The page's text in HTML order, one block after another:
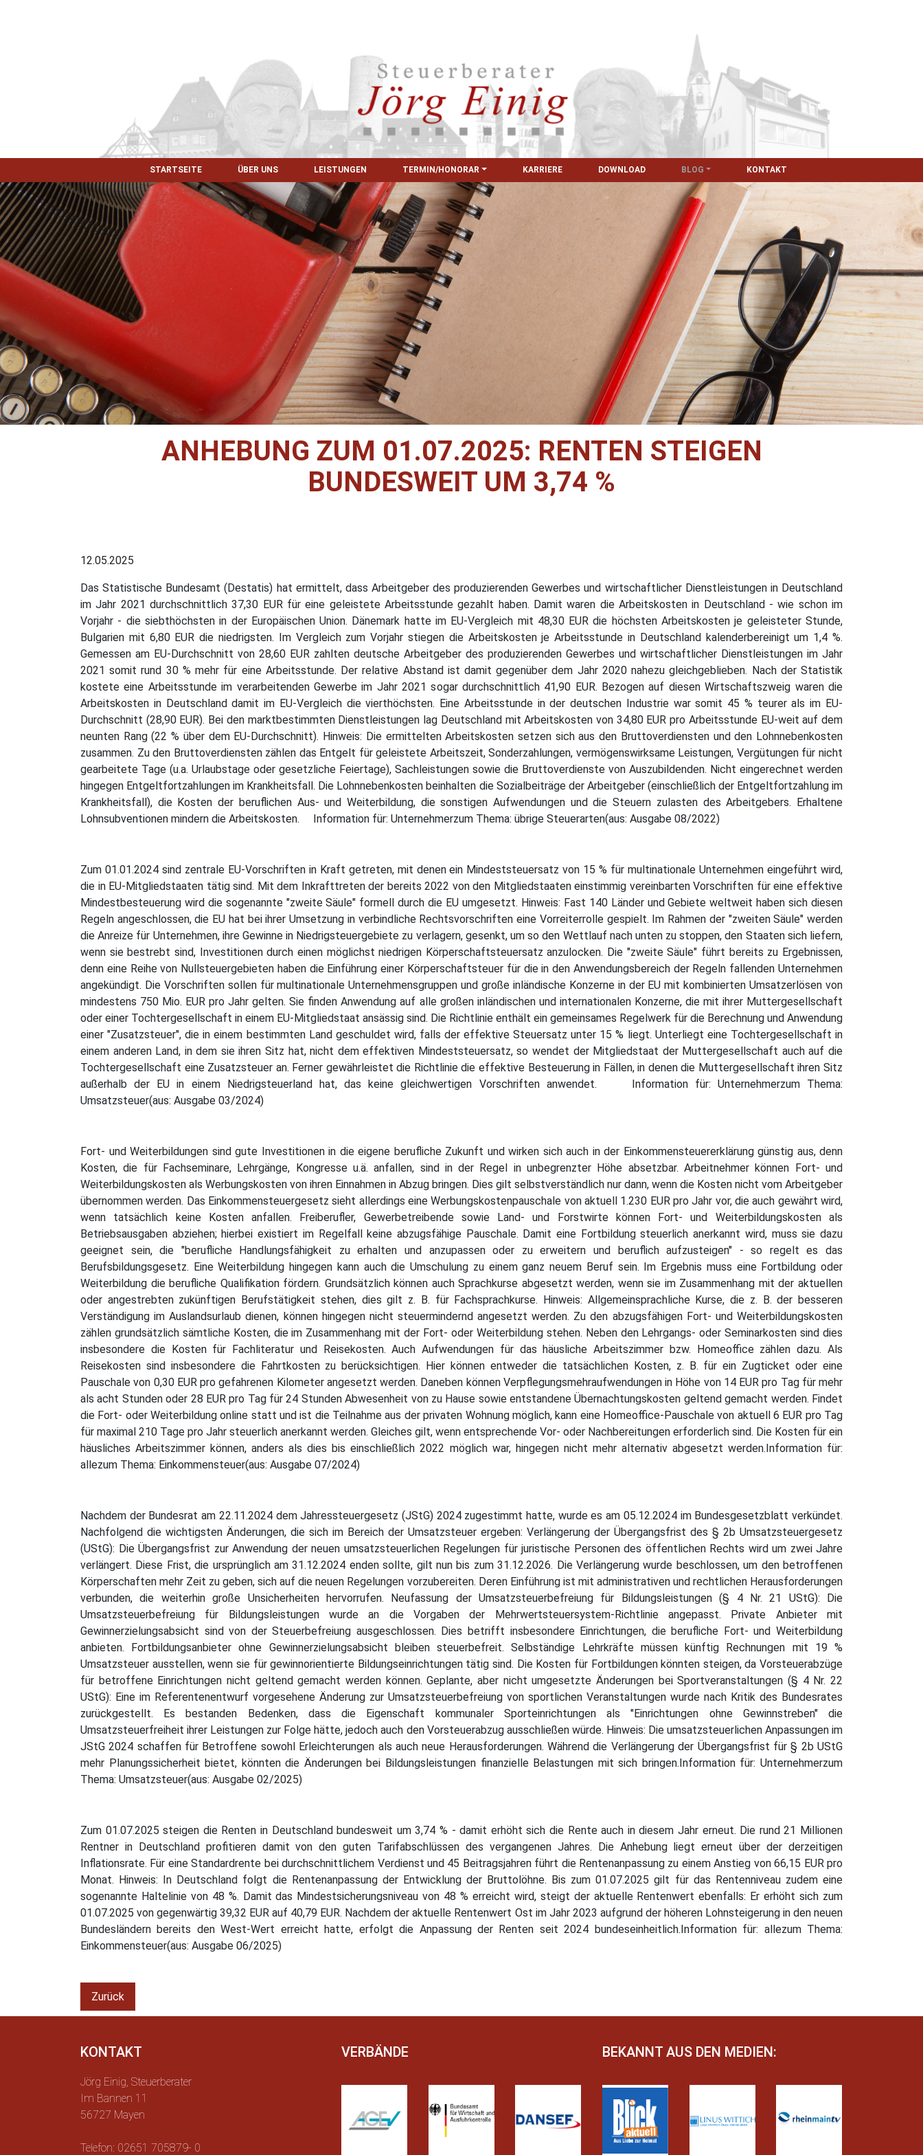
STARTSEITE ÜBER UNS LEISTUNGEN TERMIN/HONORAR KARRIERE DOWNLOAD BLOG KONTAKT
ANHEBUNG ZUM 01.07.2025: RENTEN STEIGEN
BUNDESWEIT UM 3,74 %
12.05.2025
Das Statistische Bundesamt (Destatis) hat ermittelt, dass Arbeitgeber des produzierenden Gewerbes und wirtschaftlicher Dienstleistungen in Deutschland
im Jahr 2021 durchschnittlich 37,30 EUR für eine geleistete Arbeitsstunde gezahlt haben. Damit waren die Arbeitskosten in Deutschland - wie schon im
Vorjahr - die siebthöchsten in der Europäischen Union. Dänemark hatte im EU-Vergleich mit 48,30 EUR die höchsten Arbeitskosten je geleisteter Stunde,
Bulgarien mit 6,80 EUR die niedrigsten. Im Vergleich zum Vorjahr stiegen die Arbeitskosten je Arbeitsstunde in Deutschland kalenderbereinigt um 1,4 %.
Gemessen am EU-Durchschnitt von 28,60 EUR zahlten deutsche Arbeitgeber des produzierenden Gewerbes und wirtschaftlicher Dienstleistungen im Jahr
2021 somit rund 30 % mehr für eine Arbeitsstunde. Der relative Abstand ist damit gegenüber dem Jahr 2020 nahezu gleichgeblieben. Nach der Statistik
kostete eine Arbeitsstunde im verarbeitenden Gewerbe im Jahr 2021 sogar durchschnittlich 41,90 EUR. Bezogen auf diesen Wirtschaftszweig waren die
Arbeitskosten in Deutschland damit im EU-Vergleich die vierthöchsten. Eine Arbeitsstunde in der deutschen Industrie war somit 45 % teurer als im EU-
Durchschnitt (28,90 EUR). Bei den marktbestimmten Dienstleistungen lag Deutschland mit Arbeitskosten von 34,80 EUR pro Arbeitsstunde EU-weit auf dem
neunten Rang (22 % über dem EU-Durchschnitt). Hinweis: Die ermittelten Arbeitskosten setzen sich aus den Bruttoverdiensten und den Lohnnebenkosten
zusammen. Zu den Bruttoverdiensten zählen das Entgelt für geleistete Arbeitszeit, Sonderzahlungen, vermögenswirksame Leistungen, Vergütungen für nicht
gearbeitete Tage (u.a. Urlaubstage oder gesetzliche Feiertage), Sachleistungen sowie die Bruttoverdienste von Auszubildenden. Nicht eingerechnet werden
hingegen Entgeltfortzahlungen im Krankheitsfall. Die Lohnnebenkosten beinhalten die Sozialbeiträge der Arbeitgeber (einschließlich der Entgeltfortzahlung im
Krankheitsfall), die Kosten der beruflichen Aus- und Weiterbildung, die sonstigen Aufwendungen und die Steuern zulasten des Arbeitgebers. Erhaltene
Lohnsubventionen mindern die Arbeitskosten. Information für: Unternehmerzum Thema: übrige Steuerarten(aus: Ausgabe 08/2022)
Zum 01.01.2024 sind zentrale EU-Vorschriften in Kraft getreten, mit denen ein Mindeststeuersatz von 15 % für multinationale Unternehmen eingeführt wird,
die in EU-Mitgliedstaaten tätig sind. Mit dem Inkrafttreten der bereits 2022 von den Mitgliedstaaten einstimmig vereinbarten Vorschriften für eine effektive
Mindestbesteuerung wird die sogenannte "zweite Säule" formell durch die EU umgesetzt. Hinweis: Fast 140 Länder und Gebiete weltweit haben sich diesen
Regeln angeschlossen, die EU hat bei ihrer Umsetzung in verbindliche Rechtsvorschriften eine Vorreiterrolle gespielt. Im Rahmen der "zweiten Säule" werden
die Anreize für Unternehmen, ihre Gewinne in Niedrigsteuergebiete zu verlagern, gesenkt, um so den Wettlauf nach unten zu stoppen, den Staaten sich liefern,
wenn sie bestrebt sind, Investitionen durch einen möglichst niedrigen Körperschaftsteuersatz anzulocken. Die "zweite Säule" führt bereits zu Ergebnissen,
denn eine Reihe von Nullsteuergebieten haben die Einführung einer Körperschaftsteuer für die in den Anwendungsbereich der Regeln fallenden Unternehmen
angekündigt. Die Vorschriften sollen für multinationale Unternehmensgruppen und große inländische Konzerne in der EU mit kombinierten Umsatzerlösen von
mindestens 750 Mio. EUR pro Jahr gelten. Sie finden Anwendung auf alle großen inländischen und internationalen Konzerne, die mit ihrer Muttergesellschaft
oder einer Tochtergesellschaft in einem EU-Mitgliedstaat ansässig sind. Die Richtlinie enthält ein gemeinsames Regelwerk für die Berechnung und Anwendung
einer "Zusatzsteuer", die in einem bestimmten Land geschuldet wird, falls der effektive Steuersatz unter 15 % liegt. Unterliegt eine Tochtergesellschaft in
einem anderen Land, in dem sie ihren Sitz hat, nicht dem effektiven Mindeststeuersatz, so wendet der Mitgliedstaat der Muttergesellschaft auch auf die
Tochtergesellschaft eine Zusatzsteuer an. Ferner gewährleistet die Richtlinie die effektive Besteuerung in Fällen, in denen die Muttergesellschaft ihren Sitz
außerhalb der EU in einem Niedrigsteuerland hat, das keine gleichwertigen Vorschriften anwendet. Information für: Unternehmerzum Thema:
Umsatzsteuer(aus: Ausgabe 03/2024)
Fort- und Weiterbildungen sind gute Investitionen in die eigene berufliche Zukunft und wirken sich auch in der Einkommensteuererklärung günstig aus, denn
Kosten, die für Fachseminare, Lehrgänge, Kongresse u.ä. anfallen, sind in der Regel in unbegrenzter Höhe absetzbar. Arbeitnehmer können Fort- und
Weiterbildungskosten als Werbungskosten von ihren Einnahmen in Abzug bringen. Dies gilt selbstverständlich nur dann, wenn die Kosten nicht vom Arbeitgeber
übernommen werden. Das Einkommensteuergesetz sieht allerdings eine Werbungskostenpauschale von aktuell 1.230 EUR pro Jahr vor, die auch gewährt wird,
wenn tatsächlich keine Kosten anfallen. Freiberufler, Gewerbetreibende sowie Land- und Forstwirte können Fort- und Weiterbildungskosten als
Betriebsausgaben abziehen; hierbei existiert im Regelfall keine abzugsfähige Pauschale. Damit eine Fortbildung steuerlich anerkannt wird, muss sie dazu
geeignet sein, die "berufliche Handlungsfähigkeit zu erhalten und anzupassen oder zu erweitern und beruflich aufzusteigen" - so regelt es das
Berufsbildungsgesetz. Eine Weiterbildung hingegen kann auch die Umschulung zu einem ganz neuem Beruf sein. Im Ergebnis muss eine Fortbildung oder
Weiterbildung die berufliche Qualifikation fördern. Grundsätzlich können auch Sprachkurse abgesetzt werden, wenn sie im Zusammenhang mit der aktuellen
oder angestrebten zukünftigen Berufstätigkeit stehen, dies gilt z. B. für Fachsprachkurse. Hinweis: Allgemeinsprachliche Kurse, die z. B. der besseren
Verständigung im Auslandsurlaub dienen, können hingegen nicht steuermindernd angesetzt werden. Zu den abzugsfähigen Fort- und Weiterbildungskosten
zählen grundsätzlich sämtliche Kosten, die im Zusammenhang mit der Fort- oder Weiterbildung stehen. Neben den Lehrgangs- oder Seminarkosten sind dies
insbesondere die Kosten für Fachliteratur und Reisekosten. Auch Aufwendungen für das häusliche Arbeitszimmer bzw. Homeoffice zählen dazu. Als
Reisekosten sind insbesondere die Fahrtkosten zu berücksichtigen. Hier können entweder die tatsächlichen Kosten, z. B. für ein Zugticket oder eine
Pauschale von 0,30 EUR pro gefahrenen Kilometer angesetzt werden. Daneben können Verpflegungsmehraufwendungen in Höhe von 14 EUR pro Tag für mehr
als acht Stunden oder 28 EUR pro Tag für 24 Stunden Abwesenheit von zu Hause sowie entstandene Übernachtungskosten geltend gemacht werden. Findet
die Fort- oder Weiterbildung online statt und ist die Teilnahme aus der privaten Wohnung möglich, kann eine Homeoffice-Pauschale von aktuell 6 EUR pro Tag
für maximal 210 Tage pro Jahr steuerlich anerkannt werden. Gleiches gilt, wenn entsprechende Vor- oder Nachbereitungen erforderlich sind. Die Kosten für ein
häusliches Arbeitszimmer können, anders als dies bis einschließlich 2022 möglich war, hingegen nicht mehr alternativ abgesetzt werden.Information für:
allezum Thema: Einkommensteuer(aus: Ausgabe 07/2024)
Nachdem der Bundesrat am 22.11.2024 dem Jahressteuergesetz (JStG) 2024 zugestimmt hatte, wurde es am 05.12.2024 im Bundesgesetzblatt verkündet.
Nachfolgend die wichtigsten Änderungen, die sich im Bereich der Umsatzsteuer ergeben: Verlängerung der Übergangsfrist des § 2b Umsatzsteuergesetz
(UStG): Die Übergangsfrist zur Anwendung der neuen umsatzsteuerlichen Regelungen für juristische Personen des öffentlichen Rechts wird um zwei Jahre
verlängert. Diese Frist, die ursprünglich am 31.12.2024 enden sollte, gilt nun bis zum 31.12.2026. Die Verlängerung wurde beschlossen, um den betroffenen
Körperschaften mehr Zeit zu geben, sich auf die neuen Regelungen vorzubereiten. Deren Einführung ist mit administrativen und rechtlichen Herausforderungen
verbunden, die weiterhin große Unsicherheiten hervorrufen. Neufassung der Umsatzsteuerbefreiung für Bildungsleistungen (§ 4 Nr. 21 UStG): Die
Umsatzsteuerbefreiung für Bildungsleistungen wurde an die Vorgaben der Mehrwertsteuersystem-Richtlinie angepasst. Private Anbieter mit
Gewinnerzielungsabsicht sind von der Steuerbefreiung ausgeschlossen. Dies betrifft insbesondere Einrichtungen, die berufliche Fort- und Weiterbildung
anbieten. Fortbildungsanbieter ohne Gewinnerzielungsabsicht bleiben steuerbefreit. Selbständige Lehrkräfte müssen künftig Rechnungen mit 19 %
Umsatzsteuer ausstellen, wenn sie für gewinnorientierte Bildungseinrichtungen tätig sind. Die Kosten für Fortbildungen könnten steigen, da Vorsteuerabzüge
für betroffene Einrichtungen nicht geltend gemacht werden können. Geplante, aber nicht umgesetzte Änderungen bei Sportveranstaltungen (§ 4 Nr. 22
UStG): Eine im Referentenentwurf vorgesehene Änderung zur Umsatzsteuerbefreiung von sportlichen Veranstaltungen wurde nach Kritik des Bundesrates
zurückgestellt. Es bestanden Bedenken, dass die Eigenschaft kommunaler Sporteinrichtungen als "Einrichtungen ohne Gewinnstreben" die
Umsatzsteuerfreiheit ihrer Leistungen zur Folge hätte, jedoch auch den Vorsteuerabzug ausschließen würde. Hinweis: Die umsatzsteuerlichen Anpassungen im
JStG 2024 schaffen für Betroffene sowohl Erleichterungen als auch neue Herausforderungen. Während die Verlängerung der Übergangsfrist für § 2b UStG
mehr Planungssicherheit bietet, könnten die Änderungen bei Bildungsleistungen finanzielle Belastungen mit sich bringen.Information für: Unternehmerzum
Thema: Umsatzsteuer(aus: Ausgabe 02/2025)
Zum 01.07.2025 steigen die Renten in Deutschland bundesweit um 3,74 % - damit erhöht sich die Rente auch in diesem Jahr erneut. Die rund 21 Millionen
Rentner in Deutschland profitieren damit von den guten Tarifabschlüssen des vergangenen Jahres. Die Anhebung liegt erneut über der derzeitigen
Inflationsrate. Für eine Standardrente bei durchschnittlichem Verdienst und 45 Beitragsjahren führt die Rentenanpassung zu einem Anstieg von 66,15 EUR pro
Monat. Hinweis: In Deutschland folgt die Rentenanpassung der Entwicklung der Bruttolöhne. Bis zum 01.07.2025 gilt für das Rentenniveau zudem eine
sogenannte Haltelinie von 48 %. Damit das Mindestsicherungsniveau von 48 % erreicht wird, steigt der aktuelle Rentenwert ebenfalls: Er erhöht sich zum
01.07.2025 von gegenwärtig 39,32 EUR auf 40,79 EUR. Nachdem der aktuelle Rentenwert Ost im Jahr 2023 aufgrund der höheren Lohnsteigerung in den neuen
Bundesländern bereits den West-Wert erreicht hatte, erfolgt die Anpassung der Renten seit 2024 bundeseinheitlich.Information für: allezum Thema:
Einkommensteuer(aus: Ausgabe 06/2025)
Zurück
KONTAKT
Jörg Einig, Steuerberater
Im Bannen 11
56727 Mayen
Telefon: 02651 705879- 0
VERBÄNDE BEKANNT AUS DEN MEDIEN: